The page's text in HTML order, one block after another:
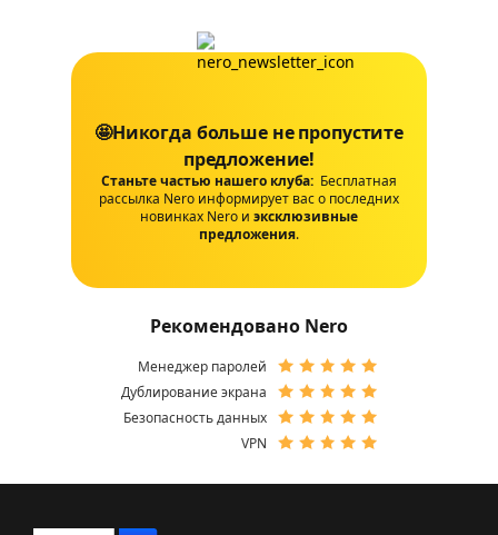
🤩Никогда больше не пропустите
предложение!
Станьте частью нашего клуба: Бесплатная
рассылка Nero информирует вас о последних
новинках Nero и эксклюзивные
предложения.
Рекомендовано Nero
Менеджер паролей
Дублирование экрана
Безопасность данных
VPN